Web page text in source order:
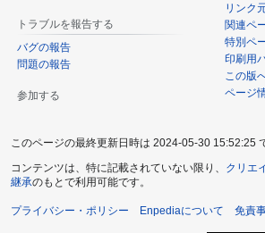
トラブルを報告する
バグの報告
問題の報告
参加する
リンク
関連ペ
特別ペ
印刷用
この版
ページ
このページの最終更新日時は 2024-05-30 15:52:25
コンテンツは、特に記載されていない限り、 クリエ
継承のもとで利用可能です。
プライバシー・ポリシー Enpediaについて 免責